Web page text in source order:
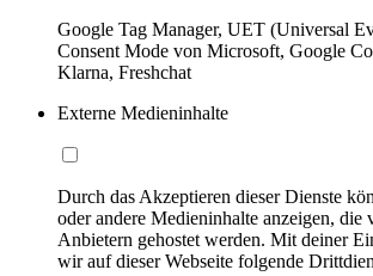
Google Tag Manager, UET (Universal
Consent Mode von Microsoft, Google
Klarna, Freshchat
Externe Medieninhalte
Durch das Akzeptieren dieser Dienste
oder andere Medieninhalte anzeigen, die
Anbietern gehostet werden. Mit deiner
wir auf dieser Webseite folgende